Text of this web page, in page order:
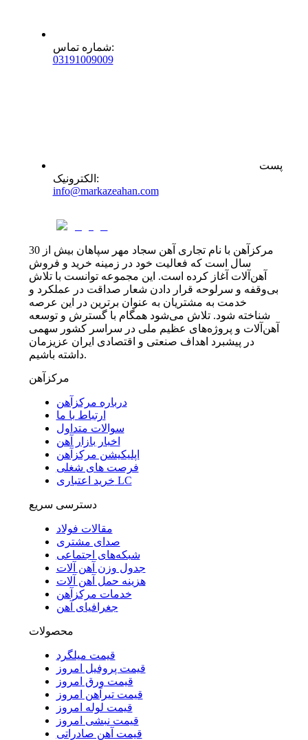
شماره تماس:
03191009009
پست
الکترونیک :
info@markazeahan.com
مرکزآهن با نام تجاری آهن سجاد مهر سپاهان بیش از 30
سال است که فعالیت خود در زمینه خرید و فروش
آهن‌آلات آغاز کرده است. این مجموعه توانست با تلاش
بی‌وقفه و سرلوحه قرار دادن شعار صداقت در عملکرد و
خدمت به مشتریان به عنوان برترین در این عرصه
شناخته شود. تلاش می‌شود همگام با گسترش و توسعه
آهن‌آلات و پروژه‌های عظیم ملی در سراسر کشور سهمی
در پیشبرد اهداف صنعتی و اقتصادی ایران عزیزمان
داشته باشیم.
مرکزآهن
درباره مرکزآهن
ارتباط با ما
سوالات متداول
اخبار بازار آهن
اپلیکیشن مرکزآهن
فرصت های شغلی
خرید اعتباری LC
دسترسی سریع
مقالات فولاد
صدای مشتری
شبکه‌های اجتماعی
جدول وزن آهن آلات
هزینه حمل آهن آلات
خدمات مرکزآهن
جغرافیای آهن
محصولات
قیمت میلگرد
قیمت پروفیل امروز
قیمت ورق امروز
قیمت تیرآهن امروز
قیمت لوله امروز
قیمت نبشی امروز
قیمت آهن صادراتی